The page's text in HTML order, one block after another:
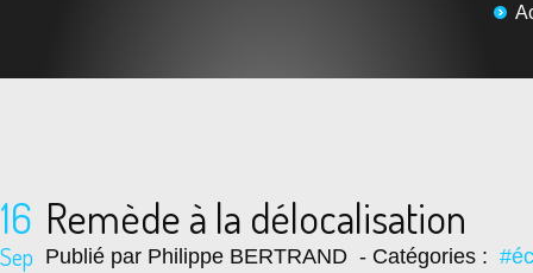
16
Sep
Remède à la délocalisation
Publié par Philippe BERTRAND - Catégories :